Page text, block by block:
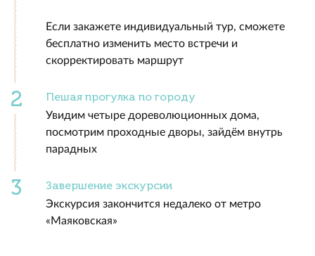
Если закажете индивидуальный тур, сможете
бесплатно изменить место встречи и
скорректировать маршрут
Пешая прогулка по городу
Увидим четыре дореволюционных дома,
посмотрим проходные дворы, зайдём внутрь
парадных
Завершение экскурсии
Экскурсия закончится недалеко от метро
«Маяковская»